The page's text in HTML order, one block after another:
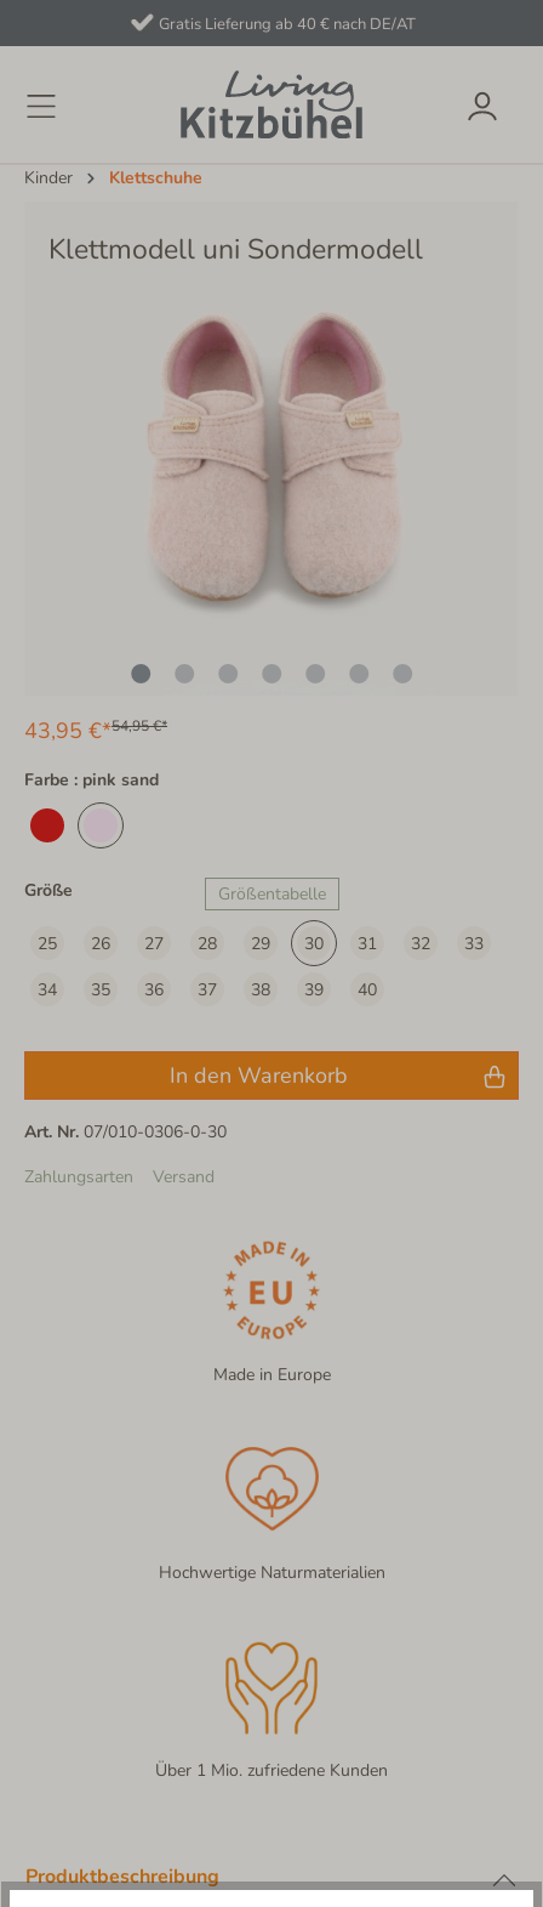
Gratis Lieferung ab 40 € nach DE/AT
Kinder Klettschuhe
Klettmodell uni Sondermodell
43,95 €*54,95 €*
Farbe : pink sand
Größe Größentabelle
25 26 27 28 29 30 31 32
33
34
35 36 37 38 39 40
In den Warenkorb
Art. Nr. 07/010-0306-0-30
Zahlungsarten
Versand
Made in Europe
Hochwertige Naturmaterialien
Über 1 Mio. zufriedene Kunden
Produktbeschreibung